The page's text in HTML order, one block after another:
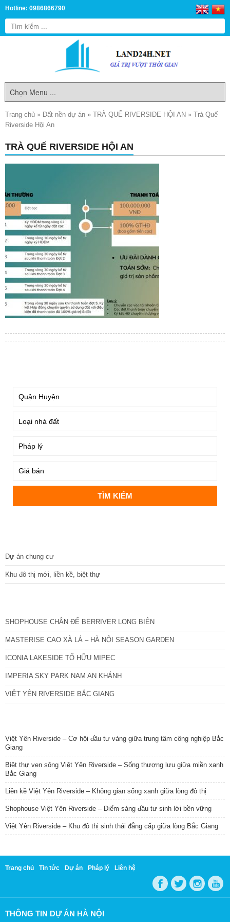
Hotline: 0986866790
Trang chủ » Đất nền dự án » TRÀ QUẾ RIVERSIDE HỘI AN » Trà Quế
Riverside Hội An
TRÀ QUẾ RIVERSIDE HỘI AN
Dự án chung cư
Khu đô thị mới, liền kề, biệt thự
SHOPHOUSE CHÂN ĐẾ BERRIVER LONG BIÊN
MASTERISE CAO XÀ LÁ – HÀ NỘI SEASON GARDEN
ICONIA LAKESIDE TỐ HỮU MIPEC
IMPERIA SKY PARK NAM AN KHÁNH
VIỆT YÊN RIVERSIDE BẮC GIANG
Việt Yên Riverside – Cơ hội đầu tư vàng giữa trung tâm công nghiệp Bắc
Giang
Biệt thự ven sông Việt Yên Riverside – Sống thượng lưu giữa miền xanh
Bắc Giang
Liền kề Việt Yên Riverside – Không gian sống xanh giữa lòng đô thị
Shophouse Việt Yên Riverside – Điểm sáng đầu tư sinh lời bền vững
Việt Yên Riverside – Khu đô thị sinh thái đẳng cấp giữa lòng Bắc Giang
Trang chủ Tin tức Dự án Pháp lý Liên hệ
THÔNG TIN DỰ ÁN HÀ NỘI